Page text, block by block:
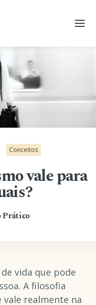
Conceitos
vale para
Prático
vida que pode
A filosofia
vale realmente na